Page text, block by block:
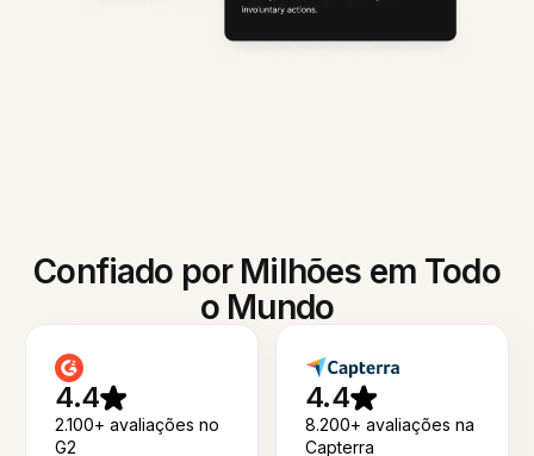
Confiado por Milhões em Todo
o Mundo
4.4
2.100+ avaliações no
G2
4.4
8.200+ avaliações na
Capterra